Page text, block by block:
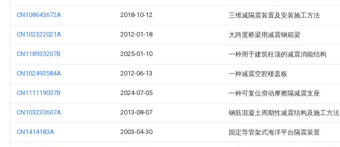
CN108643672A 2018-10-12 三维减隔震装置及安装施工方法
CN102322021A 2012-01-18 大跨度桥梁用减震钢箱梁
CN118933207B 2025-01-10 一种用于建筑柱顶的减震消能结构
CN102493584A 2012-06-13 一种减震空腔楼盖板
CN111119037B 2024-07-05 一种可复位滑动摩擦隔减震支座
CN103233607A 2013-08-07 钢筋混凝土周期性减震结构及施工方法
CN1414183A 2003-04-30 固定导管架式海洋平台隔震装置